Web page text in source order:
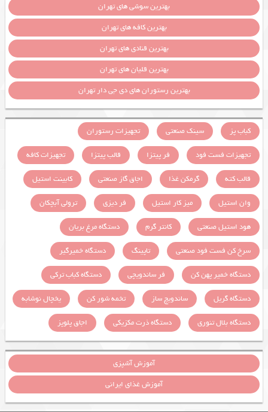
بهترین سوشی های تهران
بهترین کافه های تهران
بهترین قنادی های تهران
بهترین قلیان های تهران
بهترین رستوران های دی جی دار تهران
کباب پز سینک صنعتی
تجهیزات رستوران
تجهیزات فست فود
فر پیتزا قالب پیتزا
تجهیزات کافه
قالب کته
گرمکن غذا اجاق گاز صنعتی
کابینت استیل
وان استیل
میز کار استیل فر دیزی
ترولی آبچکان
هود استیل صنعتی
کانتر گرم
دستگاه مرغ بریان
سرخ کن فست فود صنعتی
تاپینگ
دستگاه خمیرگیر
دستگاه خمیر پهن کن
فر ساندویچی
دستگاه کباب ترکی
دستگاه گریل
ساندویچ ساز تخمه شور کن
یخچال نوشابه
دستگاه بلال تنوری
دستگاه ذرت مکزیکی اجاق پلوپز
آموزش آشپزی
آموزش غذای ایرانی